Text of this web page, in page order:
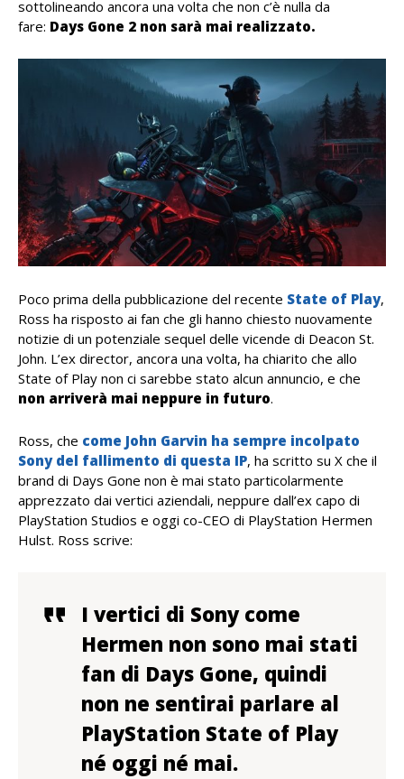
sottolineando ancora una volta che non c’è nulla da
fare: Days Gone 2 non sarà mai realizzato.
Poco prima della pubblicazione del recente State of Play,
Ross ha risposto ai fan che gli hanno chiesto nuovamente
notizie di un potenziale sequel delle vicende di Deacon St.
John. L’ex director, ancora una volta, ha chiarito che allo
State of Play non ci sarebbe stato alcun annuncio, e che
non arriverà mai neppure in futuro.
Ross, che come John Garvin ha sempre incolpato
Sony del fallimento di questa IP, ha scritto su X che il
brand di Days Gone non è mai stato particolarmente
apprezzato dai vertici aziendali, neppure dall’ex capo di
PlayStation Studios e oggi co-CEO di PlayStation Hermen
Hulst. Ross scrive:
I vertici di Sony come
Hermen non sono mai stati
fan di Days Gone, quindi
non ne sentirai parlare al
PlayStation State of Play
né oggi né mai.